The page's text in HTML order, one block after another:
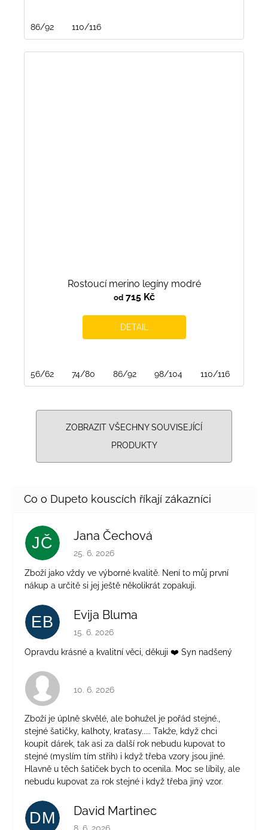
86/92 110/116
Rostoucí merino legíny modré
od715 Kč
DETAIL
56/62 74/80 86/92 98/104 110/116
ZOBRAZIT VŠECHNY SOUVISEJÍCÍ
PRODUKTY
JČ Jana Čechová
Hodnocení obchodu je 5 z 5 hvězdiček.
25. 6. 2026
Zboží jako vždy ve výborné kvalitě. Není to můj první
nákup a určitě si jej ještě několikrát zopakuji.
EB Evija Bluma
Hodnocení obchodu je 5 z 5 hvězdiček.
15. 6. 2026
Opravdu krásné a kvalitní věci, děkuji ❤️ Syn nadšený
Hodnocení obchodu je 4 z 5 hvězdiček.
10. 6. 2026
Zboží je úplně skvělé, ale bohužel je pořád stejné.,
stejné šatičky, kalhoty, kraťasy..... Takže, když chci
koupit dárek, tak asi za další rok nebudu kupovat to
stejné (myslím tím střih) i když třeba vzory jsou jiné.
Hlavně u těch šatiček bych to ocenila. Moc se líbily, ale
nebudu kupovat za rok stejné i když třeba jiný vzor.
DM David Martinec
Hodnocení obchodu je 5 z 5 hvězdiček.